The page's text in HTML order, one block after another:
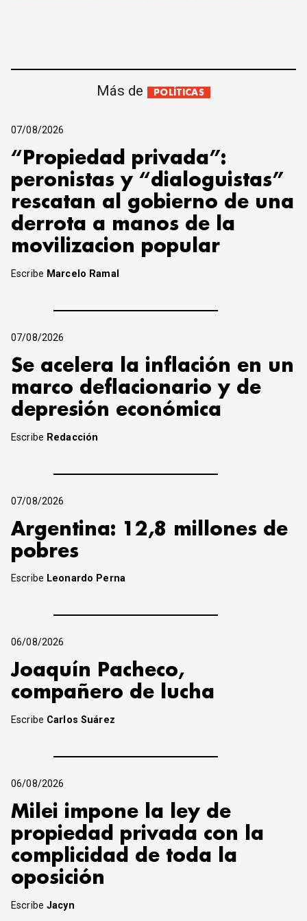
Más de POLÍTICAS
07/08/2026
“Propiedad privada”:
peronistas y “dialoguistas”
rescatan al gobierno de una
derrota a manos de la
movilizacion popular
Escribe Marcelo Ramal
07/08/2026
Se acelera la inflación en un
marco deflacionario y de
depresión económica
Escribe Redacción
07/08/2026
Argentina: 12,8 millones de
pobres
Escribe Leonardo Perna
06/08/2026
Joaquín Pacheco,
compañero de lucha
Escribe Carlos Suárez
06/08/2026
Milei impone la ley de
propiedad privada con la
complicidad de toda la
oposición
EscribeJacyn